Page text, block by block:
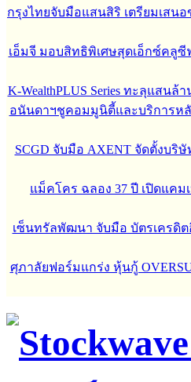
กรุงไทยจับมือแสนสิริ เตรียมเสน
เอ็มจี มอบสิทธิพิเศษสุดเอ็กซ์คลู
K-WealthPLUS Series ทะลุแสนล้า
อนันดาฯชูคอมมูนิตี้และบริการหลัง
SCGD จับมือ AXENT จัดตั้งบ
แม็คโคร ฉลอง 37 ปี เปิดแค
เซ็นทรัลพัฒนา จับมือ บัตรเครดิ
ศุภาลัยฟอร์มแกร่ง หุ้นกู้